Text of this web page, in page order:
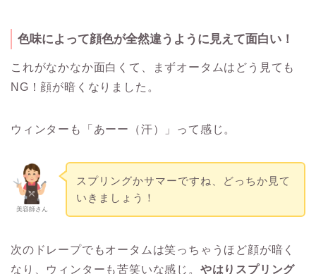
色味によって顔色が全然違うように見えて面白い！
これがなかなか面白くて、まずオータムはどう見ても
NG！顔が暗くなりました。
ウィンターも「あーー（汗）」って感じ。
美容師さん
スプリングかサマーですね、どっちか見て
いきましょう！
次のドレープでもオータムは笑っちゃうほど顔が暗く
なり、ウィンターも苦笑いな感じ。 やはりスプリング